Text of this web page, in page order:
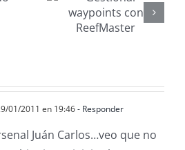
nautico
01/2011 en 19:46- Responder
Juán Carlos…veo que no